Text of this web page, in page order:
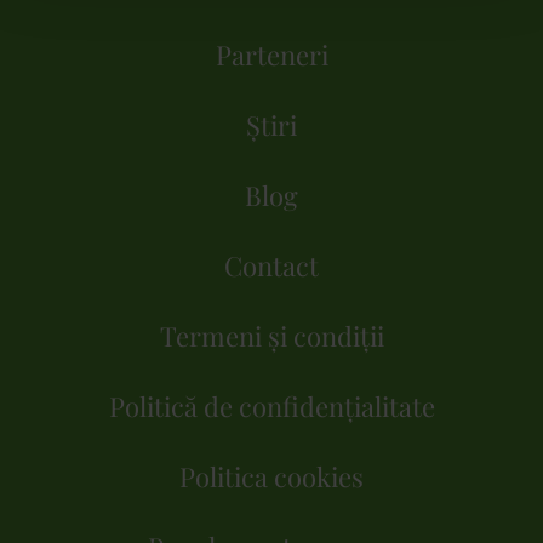
Parteneri
Știri
Blog
Contact
Termeni și condiții
Politică de confidențialitate
Politica cookies